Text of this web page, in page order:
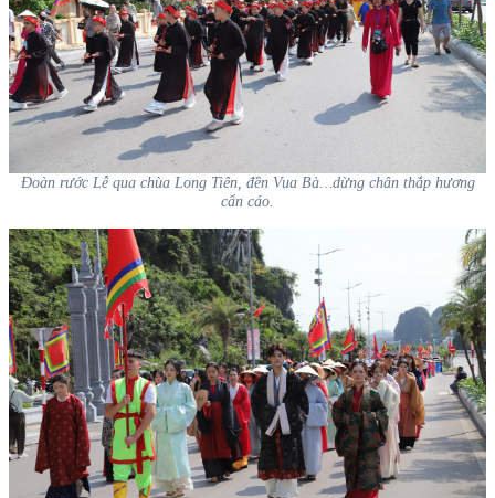
Đoàn rước Lễ qua chùa Long Tiên, đền Vua Bà…dừng chân thắp hương
cẩn cáo.